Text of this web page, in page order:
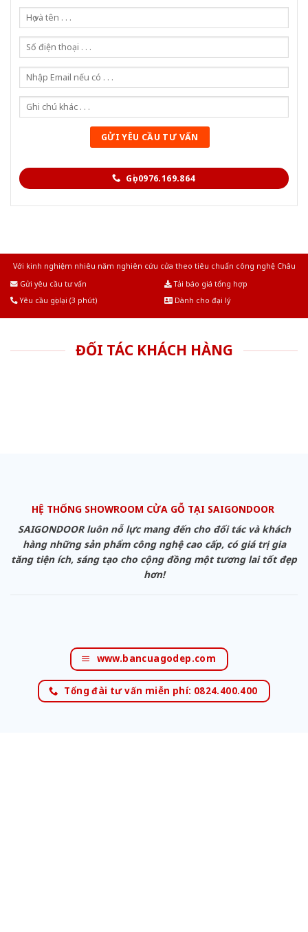
Gọi 0976.169.864
Với kinh nghiệm nhiêu năm nghiên cứu cửa theo tiêu chuẩn công nghệ Châu
Gửi yêu cầu tư vấn
Tải báo giá tổng hợp
Yêu cầu gọi lại (3 phút)
Dành cho đại lý
ĐỐI TÁC KHÁCH HÀNG
HỆ THỐNG SHOWROOM CỬA GỖ TẠI SAIGONDOOR
SAIGONDOOR luôn nỗ lực mang đến cho đối tác và khách
hàng những sản phẩm công nghệ cao cấp, có giá trị gia
tăng tiện ích, sáng tạo cho cộng đồng một tương lai tốt đẹp
hơn!
www.bancuagodep.com
Tổng đài tư vấn miễn phí: 0824.400.400